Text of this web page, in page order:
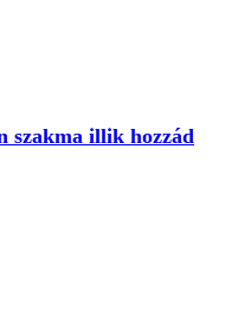
szakma illik hozzád